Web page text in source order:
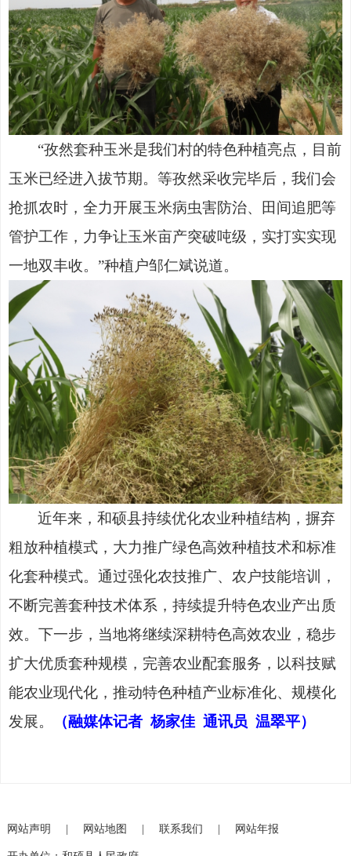
“孜然套种玉米是我们村的特色种植亮点，目前
玉米已经进入拔节期。等孜然采收完毕后，我们会
抢抓农时，全力开展玉米病虫害防治、田间追肥等
管护工作，力争让玉米亩产突破吨级，实打实实现
一地双丰收。”种植户邹仁斌说道。
近年来，和硕县持续优化农业种植结构，摒弃
粗放种植模式，大力推广绿色高效种植技术和标准
化套种模式。通过强化农技推广、农户技能培训，
不断完善套种技术体系，持续提升特色农业产出质
效。下一步，当地将继续深耕特色高效农业，稳步
扩大优质套种规模，完善农业配套服务，以科技赋
能农业现代化，推动特色种植产业标准化、规模化
发展。
（融媒体记者杨家佳 通讯员 温翠平）
网站声明 | 网站地图 | 联系我们 | 网站年报